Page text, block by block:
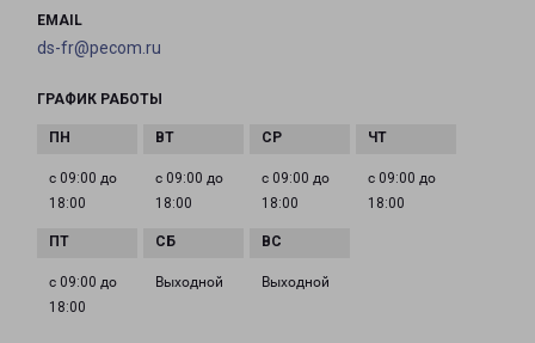
EMAIL
ds-fr@pecom.ru
ГРАФИК РАБОТЫ
с 09:00 до
18:00
с 09:00 до
18:00
с 09:00 до
18:00
с 09:00 до
18:00
с 09:00 до
18:00
Выходной Выходной